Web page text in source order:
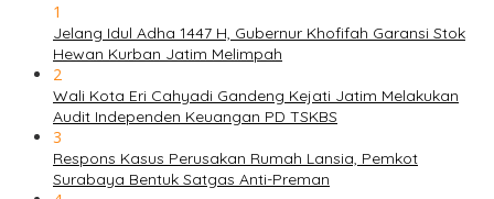
1
Jelang Idul Adha 1447 H, Gubernur Khofifah Garansi Stok
Hewan Kurban Jatim Melimpah
2
Wali Kota Eri Cahyadi Gandeng Kejati Jatim Melakukan
Audit Independen Keuangan PD TSKBS
3
Respons Kasus Perusakan Rumah Lansia, Pemkot
Surabaya Bentuk Satgas Anti-Preman